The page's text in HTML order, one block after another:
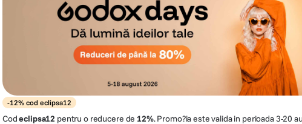
-12% cod eclipsa12
Codeclipsa12 pentru o reducere de 12%.Promo?ia este valida in perioada 3-20